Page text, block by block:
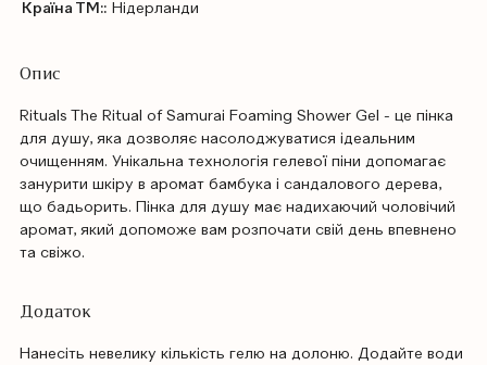
Країна ТМ:: Нідерланди
Опис
Rituals The Ritual of Samurai Foaming Shower Gel - це пінка
для душу, яка дозволяє насолоджуватися ідеальним
очищенням. Унікальна технологія гелевої піни допомагає
занурити шкіру в аромат бамбука і сандалового дерева,
що бадьорить. Пінка для душу має надихаючий чоловічий
аромат, який допоможе вам розпочати свій день впевнено
та свіжо.
Додаток
Нанесіть невелику кількість гелю на долоню. Додайте води